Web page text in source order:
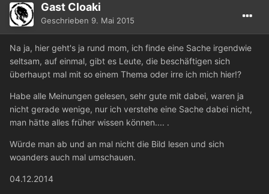
Gast Cloaki
Geschrieben 9. Mai 2015
Na ja, hier geht's ja rund mom, ich finde eine Sache irgendwie
seltsam, auf einmal, gibt es Leute, die beschäftigen sich
überhaupt mal mit so einem Thema oder irre ich mich hier!?
Habe alle Meinungen gelesen, sehr gute mit dabei, waren ja
nicht gerade wenige, nur ich verstehe eine Sache dabei nicht,
man hätte alles früher wissen können.... .
Würde man ab und an mal nicht die Bild lesen und sich
woanders auch mal umschauen.
04.12.2014